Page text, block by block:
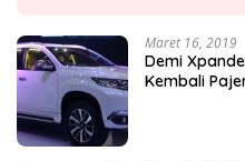
Maret 16, 2019
Demi
Kembali